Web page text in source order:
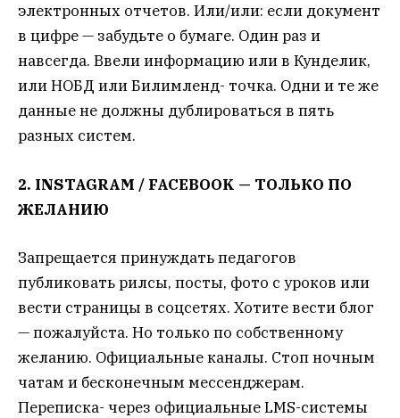
электронных отчетов. Или/или: если документ
в цифре — забудьте о бумаге. Один раз и
навсегда. Ввели информацию или в Кунделик,
или НОБД или Билимленд- точка. Одни и те же
данные не должны дублироваться в пять
разных систем.
2. INSTAGRAM / FACEBOOK — ТОЛЬКО ПО
ЖЕЛАНИЮ
Запрещается принуждать педагогов
публиковать рилсы, посты, фото с уроков или
вести страницы в соцсетях. Хотите вести блог
— пожалуйста. Но только по собственному
желанию. Официальные каналы. Стоп ночным
чатам и бесконечным мессенджерам.
Переписка- через официальные LMS-системы